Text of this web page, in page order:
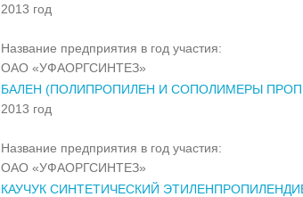
2013 год
Название предприятия в год участия:
ОАО «УФАОРГСИНТЕЗ»
БАЛЕН (ПОЛИПРОПИЛЕН И СОПОЛИМЕРЫ
2013 год
Название предприятия в год участия:
ОАО «УФАОРГСИНТЕЗ»
КАУЧУК СИНТЕТИЧЕСКИЙ